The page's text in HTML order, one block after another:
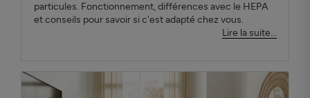
particules. Fonctionnement, différences avec le HEPA
et conseils pour savoir si c'est adapté chez vous.
Lire la suite...